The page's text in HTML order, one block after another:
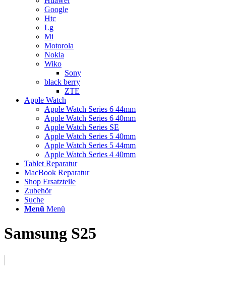
Google
Htc
Lg
Mi
Motorola
Nokia
Wiko
Sony
black berry
ZTE
Apple Watch
Apple Watch Series 6 44mm
Apple Watch Series 6 40mm
Apple Watch Series SE
Apple Watch Series 5 40mm
Apple Watch Series 5 44mm
Apple Watch Series 4 40mm
Tablet Reparatur
MacBook Reparatur
Shop Ersatzteile
Zubehör
Suche
Menü Menü
Samsung S25